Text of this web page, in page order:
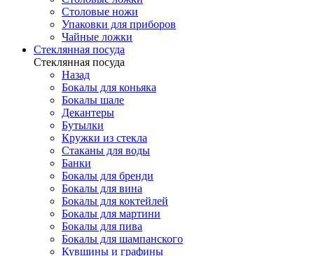
Столовые ножи
Упаковки для приборов
Чайные ложки
Стеклянная посуда
Стеклянная посуда
Назад
Бокалы для коньяка
Бокалы шале
Декантеры
Бутылки
Кружки из стекла
Стаканы для воды
Банки
Бокалы для бренди
Бокалы для вина
Бокалы для коктейлей
Бокалы для мартини
Бокалы для пива
Бокалы для шампанского
Кувшины и графины